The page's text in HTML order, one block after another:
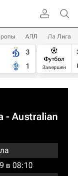
АПЛ Ла Лига
3
1
Футбол
Завершен
- Australian
в 08:10